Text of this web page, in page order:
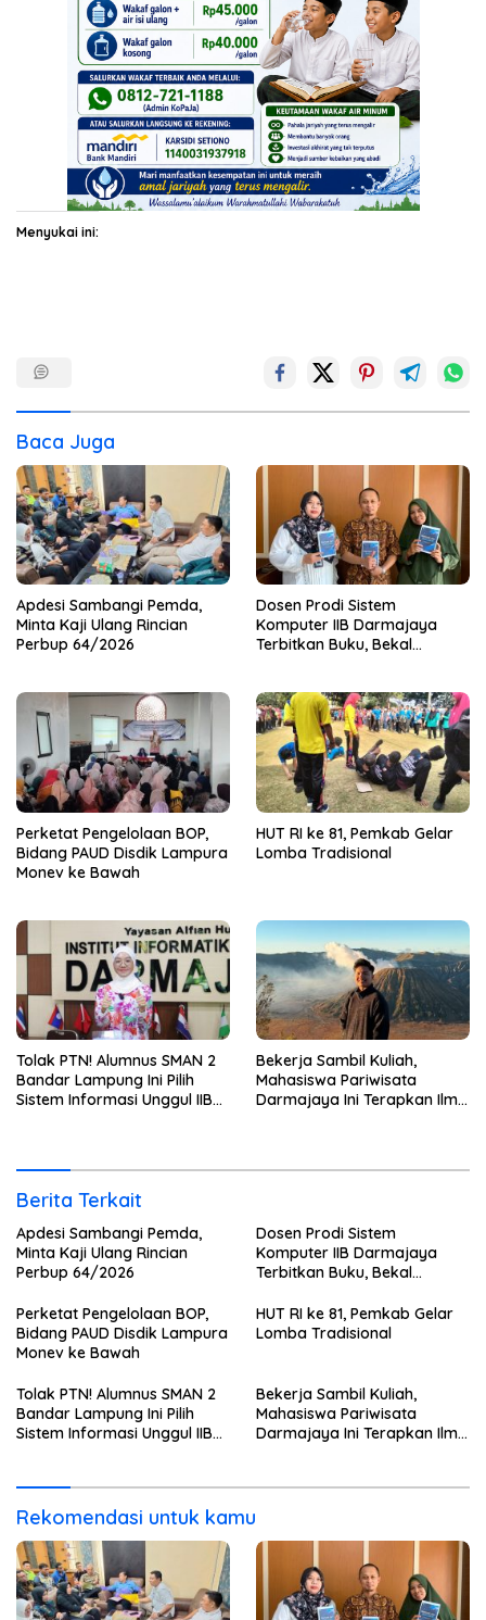
Menyukai ini:
Baca Juga
Apdesi Sambangi Pemda,
Minta Kaji Ulang Rincian
Perbup 64/2026
Dosen Prodi Sistem
Komputer IIB Darmajaya
Terbitkan Buku, Bekal
Perketat Pengelolaan BOP,
Bidang PAUD Disdik Lampura
Monev ke Bawah
HUT RI ke 81, Pemkab Gelar
Lomba Tradisional
Tolak PTN! Alumnus SMAN 2
Bandar Lampung Ini Pilih
Sistem Informasi Unggul IIB
Bekerja Sambil Kuliah,
Mahasiswa Pariwisata
Darmajaya Ini Terapkan Ilmu
Berita Terkait
Apdesi Sambangi Pemda,
Minta Kaji Ulang Rincian
Perbup 64/2026
Dosen Prodi Sistem
Komputer IIB Darmajaya
Terbitkan Buku, Bekal
Sensor dan Aktuator
Perketat Pengelolaan BOP,
Bidang PAUD Disdik Lampura
Monev ke Bawah
HUT RI ke 81, Pemkab Gelar
Lomba Tradisional
Tolak PTN! Alumnus SMAN 2
Bandar Lampung Ini Pilih
Sistem Informasi Unggul IIB
Bekerja Sambil Kuliah,
Mahasiswa Pariwisata
Darmajaya Ini Terapkan Ilmu
Rekomendasi untuk kamu